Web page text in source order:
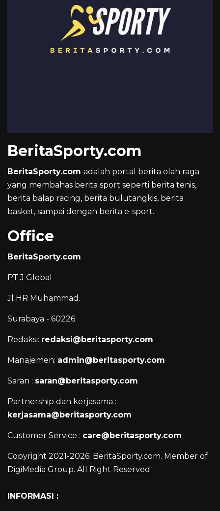
BeritaSporty.com
BeritaSporty.com adalah portal berita olah raga
yang membahas berita sport seperti berita tenis,
berita balap racing, berita bulutangkis, berita
basket, sampai dengan berita e-sport.
Office
BeritaSporty.com
PT J Global
Jl HR Muhammad.
Surabaya - 60226.
Redaksi: redaksi@beritasporty.com
Manajemen: admin@beritasporty.com
Saran : saran@beritasporty.com
Partnership dan kerjasama :
kerjasama@beritasporty.com
Customer Service : care@beritasporty.com
Copyright 2021-2026. BeritaSporty.com. Member of
DigiMedia Group. All Right Reserved.
INFORMASI :